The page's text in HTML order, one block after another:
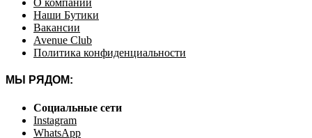
О компании
Наши Бутики
Вакансии
Avenue Club
Политика конфиденциальности
МЫ РЯДОМ:
Социальные сети
Instagram
WhatsApp